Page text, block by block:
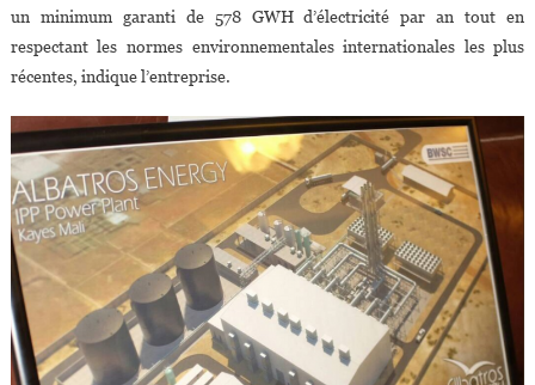
un minimum garanti de 578 GWH d’électricité par an tout en
respectant les normes environnementales internationales les plus
récentes, indique l’entreprise.